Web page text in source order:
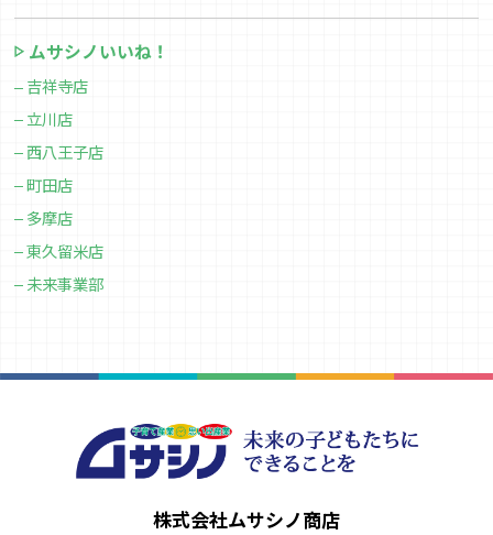
ムサシノいいね！
吉祥寺店
立川店
西八王子店
町田店
多摩店
東久留米店
未来事業部
株式会社ムサシノ商店